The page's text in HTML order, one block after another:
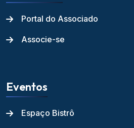
Portal do Associado
Associe-se
Eventos
Espaço Bistrô